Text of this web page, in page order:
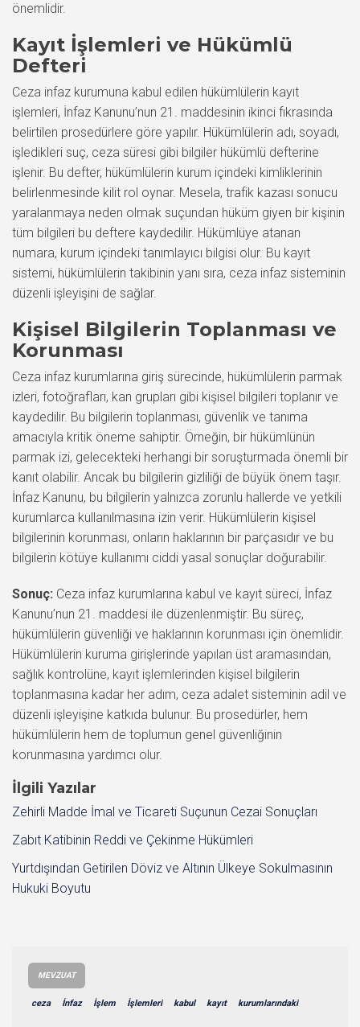
önemlidir.
Kayıt İşlemleri ve Hükümlü
Defteri
Ceza infaz kurumuna kabul edilen hükümlülerin kayıt
işlemleri, İnfaz Kanunu’nun 21. maddesinin ikinci fıkrasında
belirtilen prosedürlere göre yapılır. Hükümlülerin adı, soyadı,
işledikleri suç, ceza süresi gibi bilgiler hükümlü defterine
işlenir. Bu defter, hükümlülerin kurum içindeki kimliklerinin
belirlenmesinde kilit rol oynar. Mesela, trafik kazası sonucu
yaralanmaya neden olmak suçundan hüküm giyen bir kişinin
tüm bilgileri bu deftere kaydedilir. Hükümlüye atanan
numara, kurum içindeki tanımlayıcı bilgisi olur. Bu kayıt
sistemi, hükümlülerin takibinin yanı sıra, ceza infaz sisteminin
düzenli işleyişini de sağlar.
Kişisel Bilgilerin Toplanması ve
Korunması
Ceza infaz kurumlarına giriş sürecinde, hükümlülerin parmak
izleri, fotoğrafları, kan grupları gibi kişisel bilgileri toplanır ve
kaydedilir. Bu bilgilerin toplanması, güvenlik ve tanıma
amacıyla kritik öneme sahiptir. Örneğin, bir hükümlünün
parmak izi, gelecekteki herhangi bir soruşturmada önemli bir
kanıt olabilir. Ancak bu bilgilerin gizliliği de büyük önem taşır.
İnfaz Kanunu, bu bilgilerin yalnızca zorunlu hallerde ve yetkili
kurumlarca kullanılmasına izin verir. Hükümlülerin kişisel
bilgilerinin korunması, onların haklarının bir parçasıdır ve bu
bilgilerin kötüye kullanımı ciddi yasal sonuçlar doğurabilir.
Sonuç: Ceza infaz kurumlarına kabul ve kayıt süreci, İnfaz
Kanunu’nun 21. maddesi ile düzenlenmiştir. Bu süreç,
hükümlülerin güvenliği ve haklarının korunması için önemlidir.
Hükümlülerin kuruma girişlerinde yapılan üst aramasından,
sağlık kontrolüne, kayıt işlemlerinden kişisel bilgilerin
toplanmasına kadar her adım, ceza adalet sisteminin adil ve
düzenli işleyişine katkıda bulunur. Bu prosedürler, hem
hükümlülerin hem de toplumun genel güvenliğinin
korunmasına yardımcı olur.
İlgili Yazılar
Zehirli Madde İmal ve Ticareti Suçunun Cezai Sonuçları
Zabıt Katibinin Reddi ve Çekinme Hükümleri
Yurtdışından Getirilen Döviz ve Altının Ülkeye Sokulmasının
Hukuki Boyutu
MEVZUAT
ceza İnfaz İşlem İşlemleri kabul kayıt kurumlarındaki